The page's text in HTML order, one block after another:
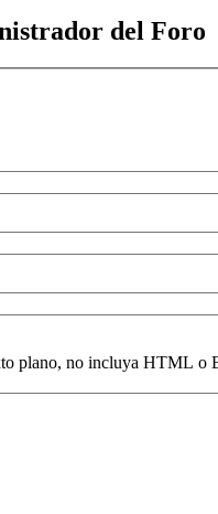
del Foro
plano, no incluya HTML o